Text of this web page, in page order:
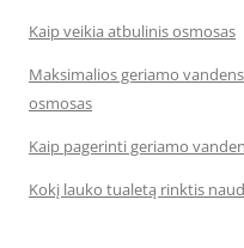
Kaip veikia atbulinis osmosas
Maksimalios geriamo
osmosas
Kaip pagerinti geriamo
Kokį lauko tualetą rinktis